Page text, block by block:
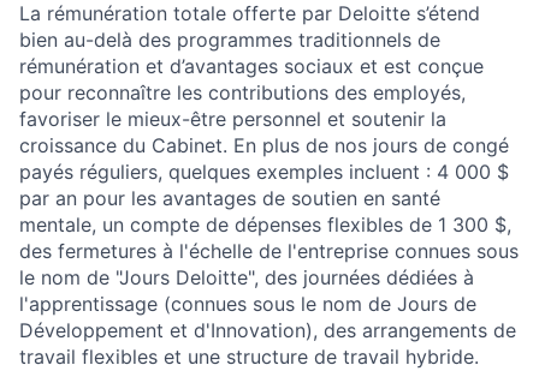
La rémunération totale offerte par Deloitte s’étend
bien au-delà des programmes traditionnels de
rémunération et d’avantages sociaux et est conçue
pour reconnaître les contributions des employés,
favoriser le mieux-être personnel et soutenir la
croissance du Cabinet. En plus de nos jours de congé
payés réguliers, quelques exemples incluent : 4 000 $
par an pour les avantages de soutien en santé
mentale, un compte de dépenses flexibles de 1 300 $,
des fermetures à l'échelle de l'entreprise connues sous
le nom de "Jours Deloitte", des journées dédiées à
l'apprentissage (connues sous le nom de Jours de
Développement et d'Innovation), des arrangements de
travail flexibles et une structure de travail hybride.